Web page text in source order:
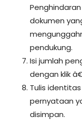
dokumen
pendukung.
Isi jumlah
dengan klik
Tulis
pernyataan
disimpan.